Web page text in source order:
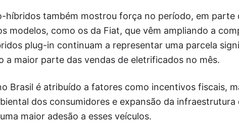
híbridos também mostrou força no período, em parte
modelos, como os da Fiat, que vêm ampliando a
plug-in continuam a representar uma parcela
a maior parte das vendas de eletrificados no mês.
Brasil é atribuído a fatores como incentivos fiscais,
dos consumidores e expansão da infraestrutura
maior adesão a esses veículos.